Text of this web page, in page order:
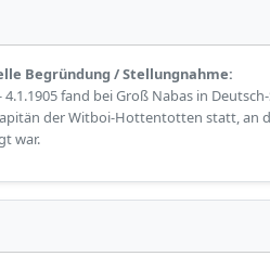
Begründung / Stellungnahme:
4.1.1905 fand bei Groß Nabas in
der Witboi-Hottentotten statt, an
war.